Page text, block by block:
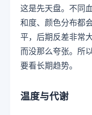
这是先天盘。不同
和度、颜色分布都
平，后期反差非常
而没那么夸张。所
要看长期趋势。
温度与代谢